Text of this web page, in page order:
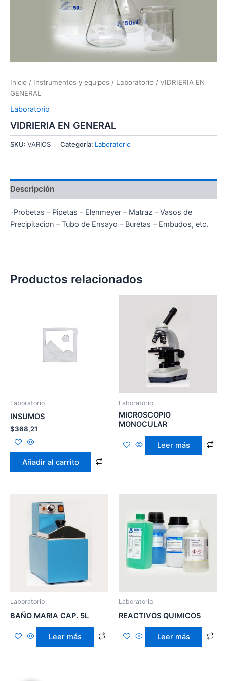
Inicio / Instrumentos y equipos / Laboratorio / VIDRIERIA EN
GENERAL
Laboratorio
VIDRIERIA EN GENERAL
SKU: VARIOS Categoría: Laboratorio
Descripción
-Probetas – Pipetas – Elenmeyer – Matraz – Vasos de
Precipitacion – Tubo de Ensayo – Buretas – Embudos, etc.
Productos relacionados
Laboratorio
INSUMOS
$368,21
Añadir al carrito
Laboratorio
MICROSCOPIO
MONOCULAR
Leer más
Laboratorio
BAÑO MARIA CAP. 5L
Leer más
Laboratorio
REACTIVOS QUIMICOS
Leer más